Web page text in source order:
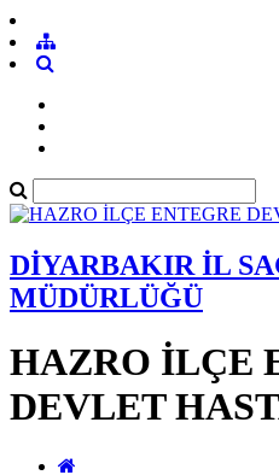
DİYARBAKIR İL
MÜDÜRLÜĞÜ
HAZRO İLÇE
DEVLET